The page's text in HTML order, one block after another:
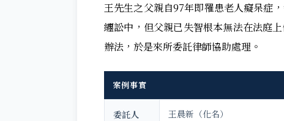
王先生之父親自97年即罹患老人癡呆症
纏訟中，但父親已失智根本無法在法庭
辦法，於是來所委託律師協助處理。
案例事實
委託人 王晨新（化名）